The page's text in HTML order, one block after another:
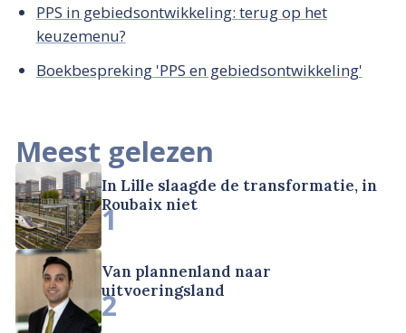
PPS in gebiedsontwikkeling: terug op het
keuzemenu?
Boekbespreking 'PPS en gebiedsontwikkeling'
Meest gelezen
In Lille slaagde de transformatie, in
Roubaix niet
1
Van plannenland naar
uitvoeringsland
2